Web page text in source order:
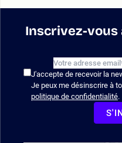
Inscrivez-
J'accepte de recevoir la
Je peux me désinscrire à
politique de confidentialité.